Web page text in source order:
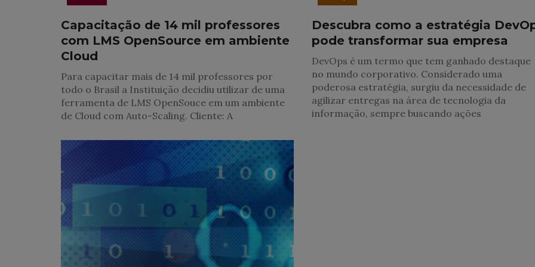
Capacitação de 14 mil professores
com LMS OpenSource em ambiente
Cloud
Para capacitar mais de 14 mil professores por
todo o Brasil a Instituição decidiu utilizar de uma
ferramenta de LMS OpenSouce em um ambiente
de Cloud com Auto-Scaling. Cliente: A
Descubra como a estratégia
pode transformar sua empresa
DevOps é um termo que tem ganhado destaque
no mundo corporativo. Considerado uma
poderosa estratégia, surgiu da necessidade de
agilizar entregas na área de tecnologia da
informação, sempre buscando ações